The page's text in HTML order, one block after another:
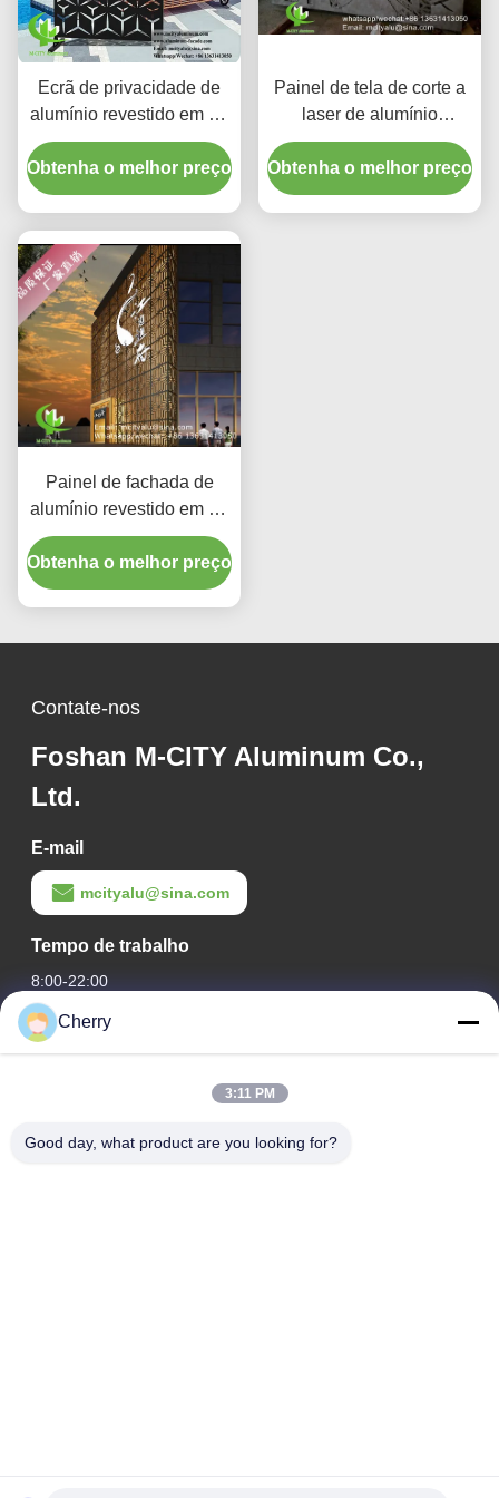
Ecrã de privacidade de
alumínio revestido em pó
com padrão de corte a
laser em cor RAL
personalizada e
Obtenha o melhor preço
Painel de tela de corte a
laser de alumínio
revestido com pó com
cores RAL
personalizadas e
Obtenha o melhor preço
Painel de fachada de
alumínio revestido em pó
de espessura de 2,5 mm
feito sob medida para
decoração de parede de
Obtenha o melhor preço
Contate-nos
Foshan M-CITY Aluminum Co.,
Ltd.
E-mail
mcityalu@sina.com
Tempo de trabalho
8:00-22:00
O nosso endereço
Parque industrial Hegui, Lishui, Nanhai Foshan Guangdong
Cherry
3:11 PM
Good day, what product are you looking for?